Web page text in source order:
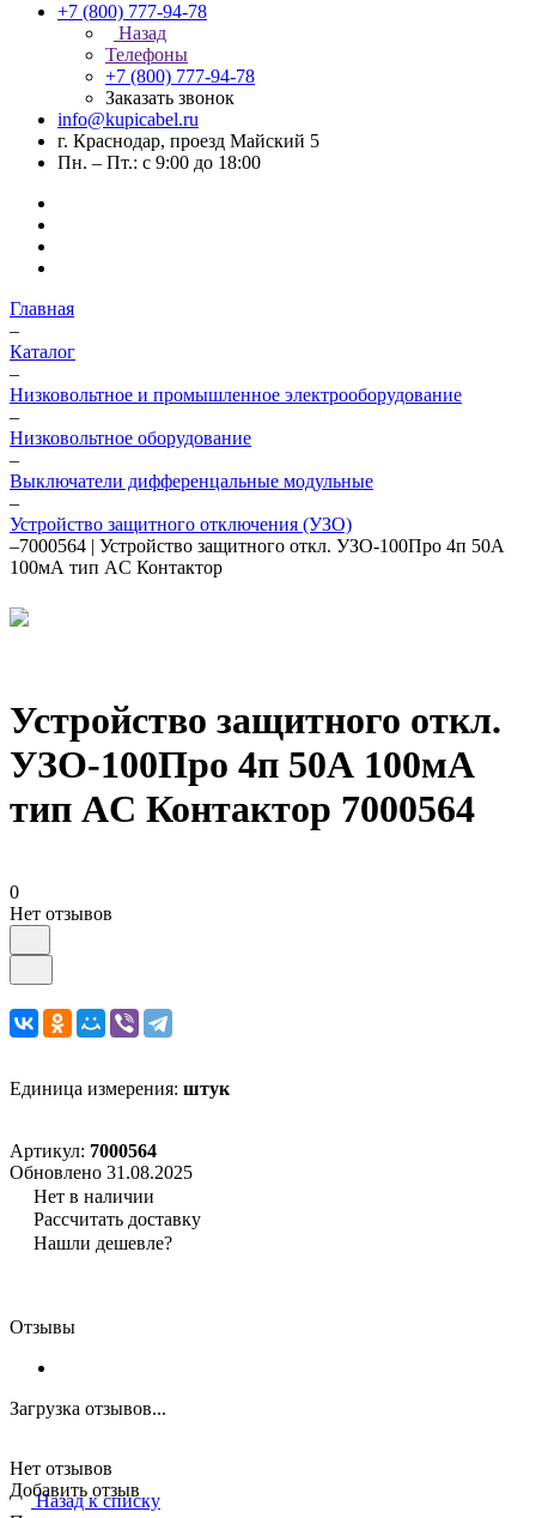
+7 (800) 777-94-78
Назад
Телефоны
+7 (800) 777-94-78
Заказать звонок
info@kupicabel.ru
г. Краснодар, проезд Майский 5
Пн. – Пт.: с 9:00 до 18:00
Главная
–
Каталог
–
Низковольтное и промышленное электрооборудование
–
Низковольтное оборудование
–
Выключатели дифференцальные модульные
–
Устройство защитного отключения (УЗО)
–7000564 | Устройство защитного откл. УЗО-100Про 4п 50А
100мА тип AC Контактор
Устройство защитного откл.
УЗО-100Про 4п 50А 100мА
тип AC Контактор 7000564
0
Нет отзывов
Единица измерения: штук
Артикул: 7000564
Обновлено 31.08.2025
Нет в наличии
Рассчитать доставку
Нашли дешевле?
Отзывы
Загрузка отзывов...
Нет отзывов
Добавить отзыв
Назад к списку